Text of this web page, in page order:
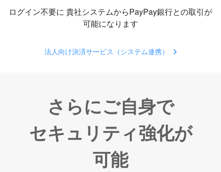
ログイン不要に 貴社システムからPayPay銀行との取引が
可能になります
法人向け決済サービス（システム連携）
さらにご自身で
セキュリティ強化が
可能